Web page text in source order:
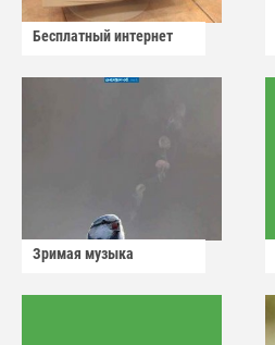
Бесплатный интернет
Зримая музыка